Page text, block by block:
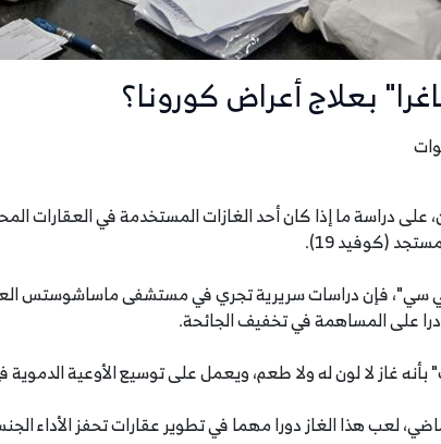
بعلاج أعراض كورونا؟
دراسة ما إذا كان أحد الغازات المستخدمة في العقارات
(كوفيد 19).
فإن دراسات سريرية تجري في مستشفى ماساشوستس
على المساهمة في تخفيف الجائحة.
غاز لا لون له ولا طعم، ويعمل على توسيع الأوعية الدموية في
لعب هذا الغاز دورا مهما في تطوير عقارات تحفز الأداء